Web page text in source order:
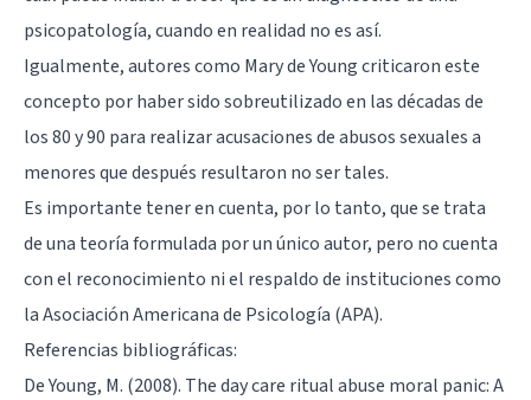
psicopatología, cuando en realidad no es así.
Igualmente, autores como Mary de Young criticaron este
concepto por haber sido sobreutilizado en las décadas de
los 80 y 90 para realizar acusaciones de abusos sexuales a
menores que después resultaron no ser tales.
Es importante tener en cuenta, por lo tanto, que se trata
de una teoría formulada por un único autor, pero no cuenta
con el reconocimiento ni el respaldo de instituciones como
la Asociación Americana de Psicología (APA).
Referencias bibliográficas:
De Young, M. (2008). The day care ritual abuse moral panic: A